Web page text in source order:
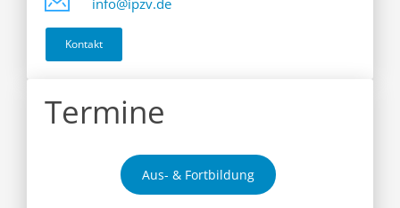
info@ipzv.de
Kontakt
Termine
Aus- & Fortbildung